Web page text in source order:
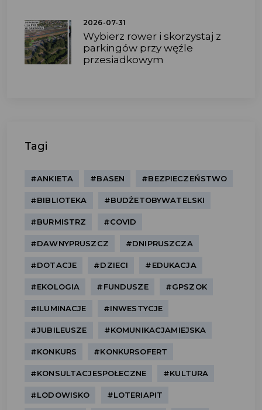
2026-07-31
Wybierz rower i skorzystaj z
parkingów przy węźle
przesiadkowym
Tagi
#ANKIETA #BASEN #BEZPIECZEŃSTWO
#BIBLIOTEKA #BUDŻETOBYWATELSKI
#BURMISTRZ #COVID
#DAWNYPRUSZCZ #DNIPRUSZCZA
#DOTACJE #DZIECI #EDUKACJA
#EKOLOGIA #FUNDUSZE #GPSZOK
#ILUMINACJE #INWESTYCJE
#JUBILEUSZE #KOMUNIKACJAMIEJSKA
#KONKURS #KONKURSOFERT
#KONSULTACJESPOŁECZNE #KULTURA
#LODOWISKO #LOTERIAPIT